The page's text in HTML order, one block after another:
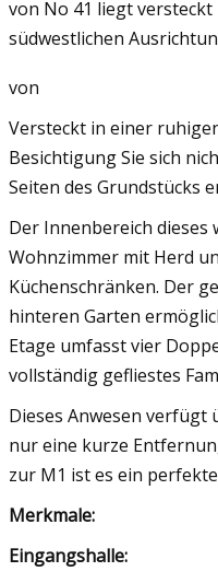
Automated insulating
by LiSEC at
Türen
von No 41 liegt
südwestlichen
von
Versteckt in einer
Besichtigung Sie sich
Seiten des Grundstücks
Der Innenbereich
Wohnzimmer mit Herd
Küchenschränken. Der
hinteren Garten
Etage umfasst vier
vollständig gefliestes
Dieses Anwesen verfügt
nur eine kurze
zur M1 ist es ein
Merkmale:
Eingangshalle: